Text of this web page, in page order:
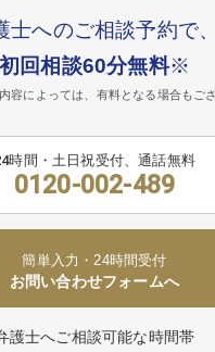
士へのご相談予約で、
初回相談60分無料※
容によっては、有料となる場合もご
時間・土日祝受付、通話無料
0120-002-489
簡単入力・24時間受付
お問い合わせフォームへ
護士へご相談可能な時間帯